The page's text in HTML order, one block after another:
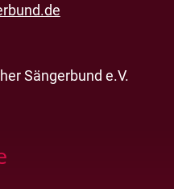
Sängerbund e.V.